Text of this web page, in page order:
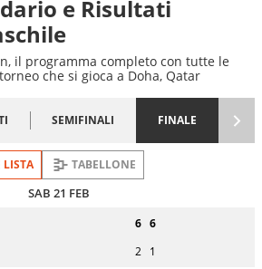
e Risultati
il programma completo con tutte le
che si gioca a Doha, Qatar
SEMIFINALI FINALE
LISTA TABELLONE
SAB 21 FEB
6 6
2 1